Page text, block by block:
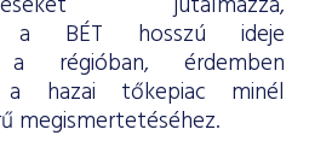
a BÉT hosszú ideje
a régióban, érdemben
a hazai tőkepiac minél
megismertetéséhez.